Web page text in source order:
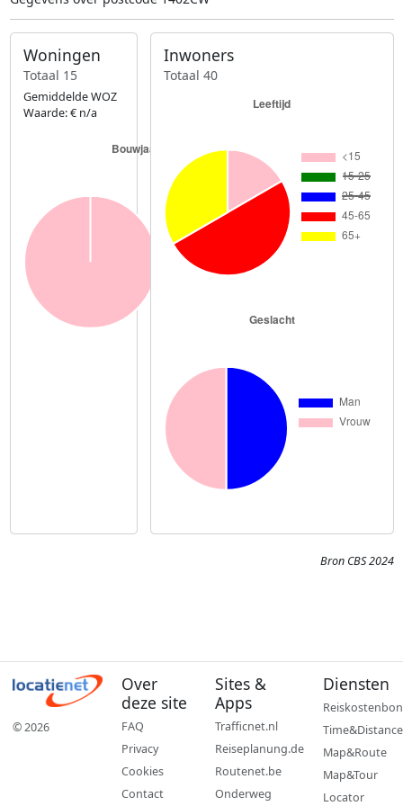
Woningen
Totaal 15
Gemiddelde WOZ
Waarde: € n/a
Inwoners
Totaal 40
Bron CBS 2024
© 2026
Over
deze site
FAQ
Privacy
Cookies
Contact
Sites &
Apps
Trafficnet.nl
Reiseplanung.de
Routenet.be
Onderweg
Diensten
Reiskostenbon
Time&Distance
Map&Route
Map&Tour
Locator